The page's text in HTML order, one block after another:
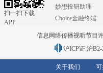
扫一扫下载
APP
妙想投研助理
Choice金融终端
信息网络传播视听节目
沪ICP证:沪B2-
关于我们 可